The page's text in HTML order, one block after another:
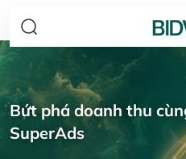
Bứt phá doanh thu
SuperAds